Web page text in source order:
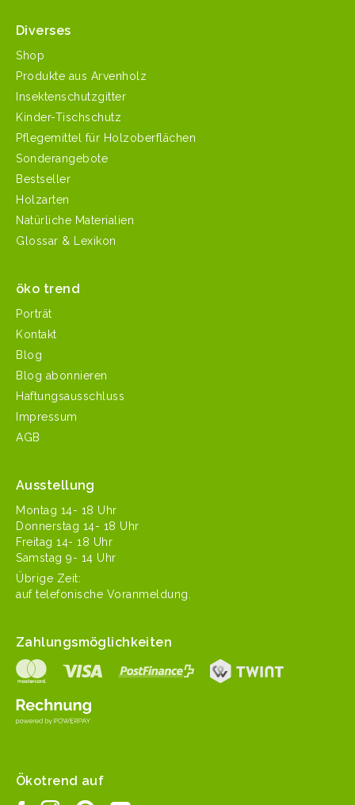
Diverses
Shop
Produkte aus Arvenholz
Insektenschutzgitter
Kinder-Tischschutz
Pflegemittel für Holzoberflächen
Sonderangebote
Bestseller
Holzarten
Natürliche Materialien
Glossar & Lexikon
öko trend
Porträt
Kontakt
Blog
Blog abonnieren
Haftungsausschluss
Impressum
AGB
Ausstellung
Mon­tag 14- 18 Uhr
Don­ner­stag 14- 18 Uhr
Fre­itag 14- 18 Uhr
Sam­stag 9- 14 Uhr
Übrige Zeit:
auf tele­fonis­che Voranmeldung.
Zahlungsmöglichkeiten
Ökotrend auf